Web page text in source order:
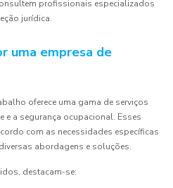
profissionais especializados
jurídica.
uma empresa de
oferece uma gama de serviços
e a segurança ocupacional. Esses
com as necessidades específicas
abordagens e soluções.
destacam-se: